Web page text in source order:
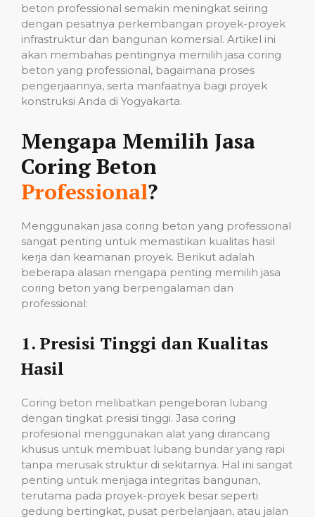
beton professional semakin meningkat seiring
dengan pesatnya perkembangan proyek-proyek
infrastruktur dan bangunan komersial. Artikel ini
akan membahas pentingnya memilih jasa coring
beton yang professional, bagaimana proses
pengerjaannya, serta manfaatnya bagi proyek
konstruksi Anda di Yogyakarta.
Mengapa Memilih Jasa
Coring Beton
Professional?
Menggunakan jasa coring beton yang professional
sangat penting untuk memastikan kualitas hasil
kerja dan keamanan proyek. Berikut adalah
beberapa alasan mengapa penting memilih jasa
coring beton yang berpengalaman dan
professional:
1. Presisi Tinggi dan Kualitas
Hasil
Coring beton melibatkan pengeboran lubang
dengan tingkat presisi tinggi. Jasa coring
profesional menggunakan alat yang dirancang
khusus untuk membuat lubang bundar yang rapi
tanpa merusak struktur di sekitarnya. Hal ini sangat
penting untuk menjaga integritas bangunan,
terutama pada proyek-proyek besar seperti
gedung bertingkat, pusat perbelanjaan, atau jalan